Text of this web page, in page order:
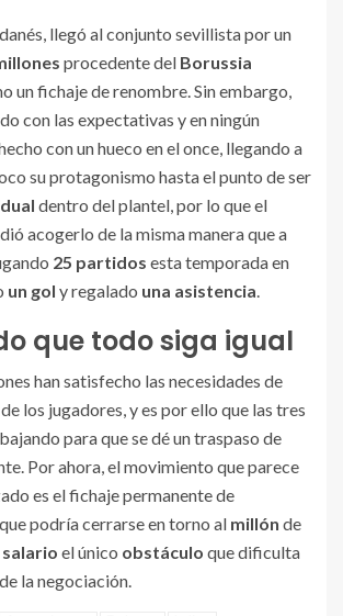
llegó al conjunto sevillista por un
procedente del Borussia
un fichaje de renombre. Sin embargo,
con las expectativas y en ningún
con un hueco en el once, llegando a
su protagonismo hasta el punto de ser
dentro del plantel, por lo que el
acogerlo de la misma manera que a
25 partidos esta temporada en
un gol y regalado una asistencia.
que todo siga igual
han satisfecho las necesidades de
los jugadores, y es por ello que las tres
para que se dé un traspaso de
Por ahora, el movimiento que parece
es el fichaje permanente de
podría cerrarse en torno al millón de
salario el único obstáculo que dificulta
la negociación.